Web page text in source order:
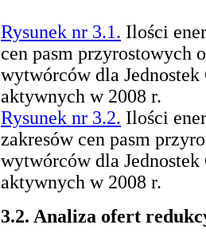
Rysunek nr 3.1. Ilości
cen pasm przyrostowych
wytwórców dla
aktywnych w 2008 r.
Rysunek nr 3.2. Ilości
zakresów cen pasm
wytwórców dla
aktywnych w 2008 r.
3.2. Analiza ofert